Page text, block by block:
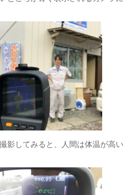
影してみると、人間は体温が高い